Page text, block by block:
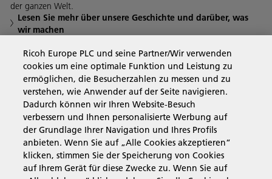
der ganzen Welt.
Lesen Sie mehr über unsere Geschichte und darüber, was
wir machen
Business Solutions
Produkte & Services
Support & Kontakt
Ricoh Europe PLC und seine Partner/Wir verwenden
cookies um eine optimale Funktion und Leistung zu
ermöglichen, die Besucherzahlen zu messen und zu
verstehen, wie Anwender auf der Seite navigieren.
Dadurch können wir Ihren Website-Besuch
verbessern und Ihnen personalisierte Werbung auf
der Grundlage Ihrer Navigation und Ihres Profils
anbieten. Wenn Sie auf „Alle Cookies akzeptieren“
klicken, stimmen Sie der Speicherung von Cookies
auf Ihrem Gerät für diese Zwecke zu. Wenn Sie auf